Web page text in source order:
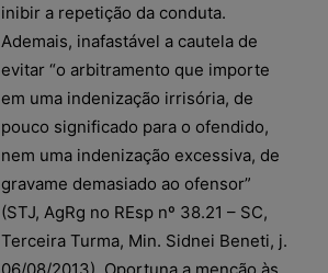
inibir a repetição da conduta.
Ademais, inafastável a cautela de
evitar “o arbitramento que importe
em uma indenização irrisória, de
pouco significado para o ofendido,
nem uma indenização excessiva, de
gravame demasiado ao ofensor”
(STJ, AgRg no REsp nº 38.21 – SC,
Terceira Turma, Min. Sidnei Beneti, j.
06/08/2013). Oportuna a menção às